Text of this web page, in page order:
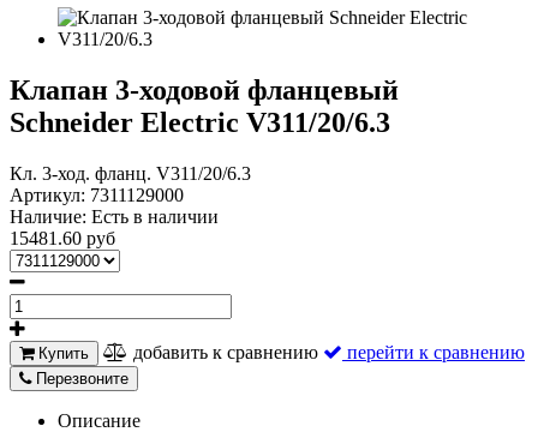
Клапан 3-ходовой фланцевый
Schneider Electric V311/20/6.3
Кл. 3-ход. фланц. V311/20/6.3
Артикул: 7311129000
Наличие: Есть в наличии
15481.60 руб
Купить добавить к сравнению перейти к сравнению
Перезвоните
Описание